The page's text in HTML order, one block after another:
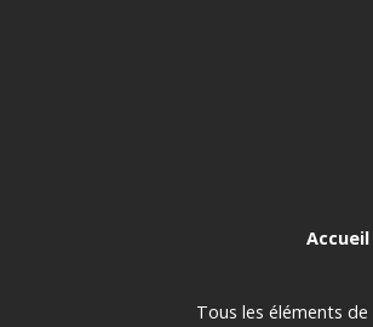
Accueil
Tous les éléments de